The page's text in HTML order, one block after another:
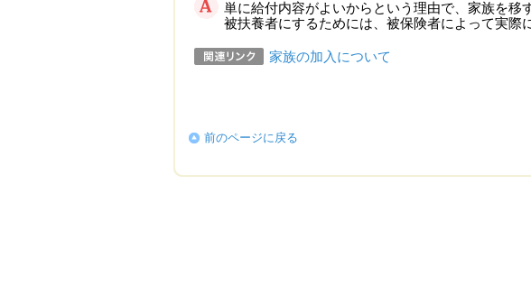
単に給付内容がよいからという理由で、家族を移
被扶養者にするためには、被保険者によって実際
家族の加入について
前のページに戻る